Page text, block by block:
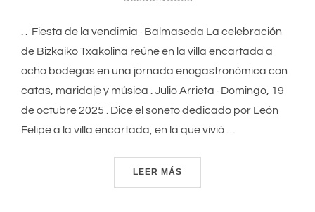
. . Fiesta de la vendimia · Balmaseda La celebración
de Bizkaiko Txakolina reúne en la villa encartada a
ocho bodegas en una jornada enogastronómica con
catas, maridaje y música . Julio Arrieta · Domingo, 19
de octubre 2025 . Dice el soneto dedicado por León
Felipe a la villa encartada, en la que vivió …
LEER MÁS